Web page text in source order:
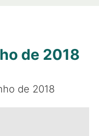
de 2018
de 2018